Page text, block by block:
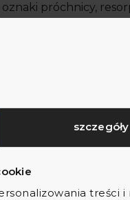
szczegóły
treści
próchnicy,
wieku pacjenta oraz
dolegliwości
odstępach